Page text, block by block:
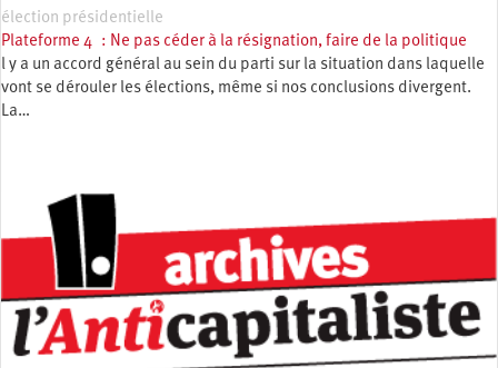
élection présidentielle
Plateforme 4 : Ne pas céder à la résignation, faire de la politique
l y a un accord général au sein du parti sur la situation dans laquelle
vont se dérouler les élections, même si nos conclusions divergent.
La…